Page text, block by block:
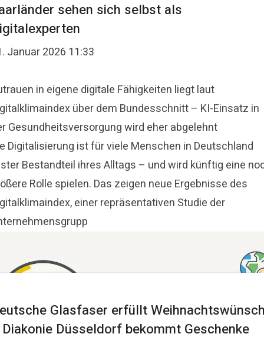
sehen sich selbst als
Januar 2026 11:33
in eigene digitale Fähigkeiten liegt laut
über dem Bundesschnitt – KI-Einsatz in
Gesundheitsversorgung wird eher abgelehnt
Digitalisierung ist für viele Menschen in Deutschland
Bestandteil ihres Alltags – und wird künftig eine
Rolle spielen. Das zeigen neue Ergebnisse des
einer repräsentativen Studie der
Glasfaser erfüllt
Düsseldorf bekommt Geschenke